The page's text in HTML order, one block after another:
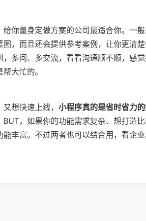
你量身定做方案的公司最适合你。一
，而且还会提供参考案例，让你更清
多问、多交流，看看沟通顺不顺，感
大忙的。
想快速上线， 小程序真的是省时省力
，如果你的功能需求复杂、想打造
能丰富。不过两者也可以结合用，看企